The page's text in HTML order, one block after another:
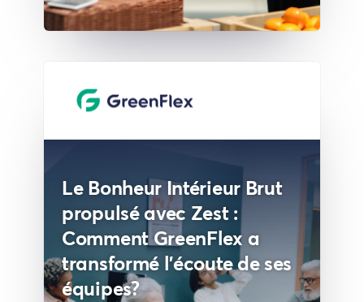
Le Bonheur Intérieur Brut
propulsé avec Zest :
Comment GreenFlex a
transformé l’écoute de ses
équipes?